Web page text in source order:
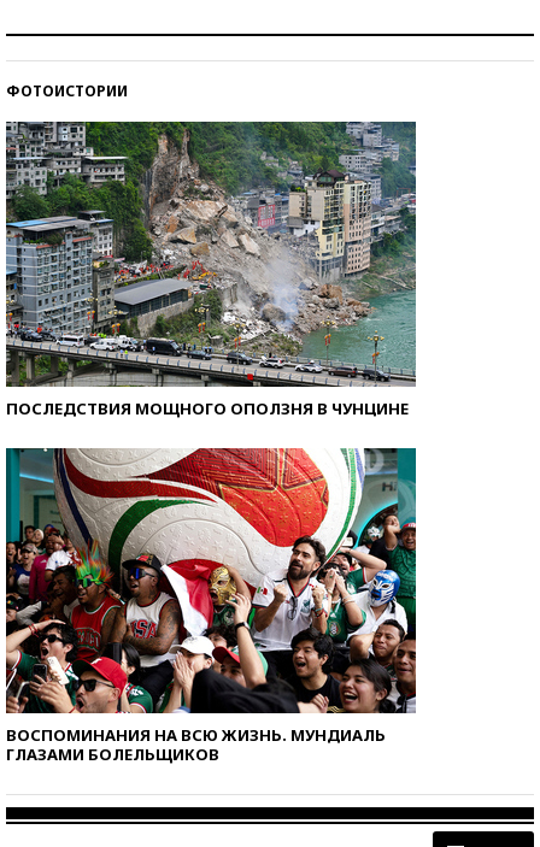
ФОТОИСТОРИИ
ПОСЛЕДСТВИЯ МОЩНОГО ОПОЛЗНЯ В ЧУНЦИНЕ
ВОСПОМИНАНИЯ НА ВСЮ ЖИЗНЬ. МУНДИАЛЬ
ГЛАЗАМИ БОЛЕЛЬЩИКОВ